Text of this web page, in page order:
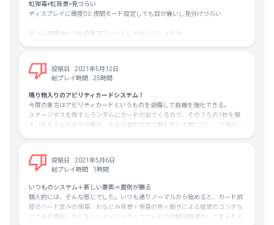
こういう細かな難易度調整が効くのが、過去の東方Projectのシューティングゲ
ームにはない、東方虹龍洞の魅力である！
虹弾幕+虹背景=見づらい
ディスプレイに輝度0と夜間モード設定しても目が痛いし見分けづらい
ゲーム内容はいつもの東方でいいんじゃないでしょうか
投稿日
2021年5月12日
総プレイ時間
25時間
鳴り物入りのアビリティカードシステム！
今度の東方はアビリティカードというものを装備して自機を強化できる。
ステージボスを倒すとランダムにカードが出てくるので、そのうちの1枚を購
入（もちろんお金が必要だ。お金は道中のザコ敵を倒して稼ごう）して強化し
ドとして設定することが出来る（一部除く）。
変な軌道の弾幕多め
しかし自機を強化していること前提でゲームバランスを設定しているようであ
り、難易度が非常に高い（さすがに紺珠伝ほどではないが）。
特定条件でスペルカード（ボム）や残機のかけら（複数集めるとエクステン
ド）を貰えるカードの存在があるからなのか、素でこれらを落とす敵が極端に
投稿日
2021年5月6日
総プレイ時間
1時間
いつものシステム＋新しい要素＝面倒が勝る
個人的には、そんな感じでした。いつも通りノーマルから始めると、カード前
提のハード並みの弾幕、おなじみ背景＋弾幕の色＋動きによる錯覚のコンボな
どでまあ面倒。おとなしくイージーやってカードの初期装備増やして変えれる